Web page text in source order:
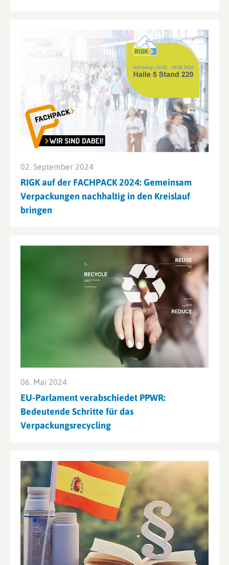
02. September 2024
RIGK auf der FACHPACK 2024: Gemeinsam
Verpackungen nachhaltig in den Kreislauf
bringen
06. Mai 2024
EU-Parlament verabschiedet PPWR:
Bedeutende Schritte für das
Verpackungsrecycling